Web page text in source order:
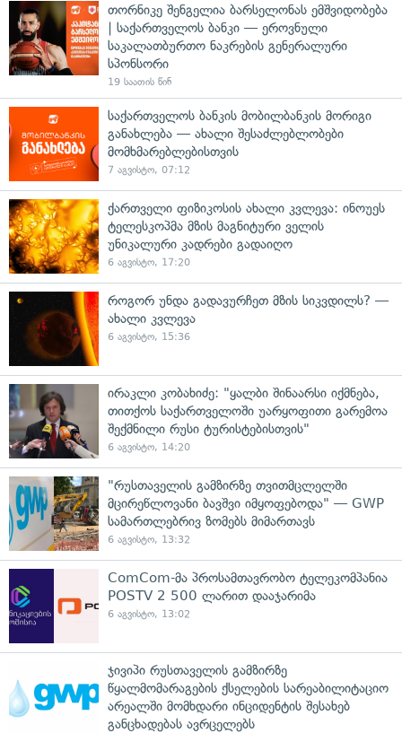
თორნიკე შენგელია ბარსელონას ემშვიდობება
| საქართველოს ბანკი — ეროვნული
საკალათბურთო ნაკრების გენერალური
სპონსორი
19 საათის წინ
საქართველოს ბანკის მობილბანკის მორიგი
განახლება — ახალი შესაძლებლობები
მომხმარებლებისთვის
7 აგვისტო, 07:12
ქართველი ფიზიკოსის ახალი კვლევა: ინოუეს
ტელესკოპმა მზის მაგნიტური ველის
უნიკალური კადრები გადაიღო
6 აგვისტო, 17:20
როგორ უნდა გადავურჩეთ მზის სიკვდილს? —
ახალი კვლევა
6 აგვისტო, 15:36
ირაკლი კობახიძე: "ყალბი შინაარსი იქმნება,
თითქოს საქართველოში უარყოფითი გარემოა
შექმნილი რუსი ტურისტებისთვის"
6 აგვისტო, 14:20
"რუსთაველის გამზირზე თვითმცლელში
მცირეწლოვანი ბავშვი იმყოფებოდა" — GWP
სამართლებრივ ზომებს მიმართავს
6 აგვისტო, 13:32
ComCom-მა პროსამთავრობო ტელეკომპანია
POSTV 2 500 ლარით დააჯარიმა
6 აგვისტო, 13:02
ჯივიპი რუსთაველის გამზირზე
წყალმომარაგების ქსელების სარეაბილიტაციო
არეალში მომხდარი ინციდენტის შესახებ
განცხადებას ავრცელებს